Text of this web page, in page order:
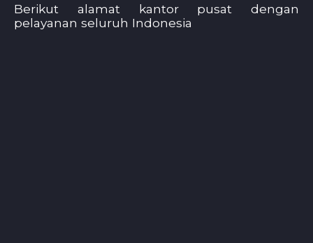
Berikut alamat kantor pusat dengan
pelayanan seluruh Indonesia